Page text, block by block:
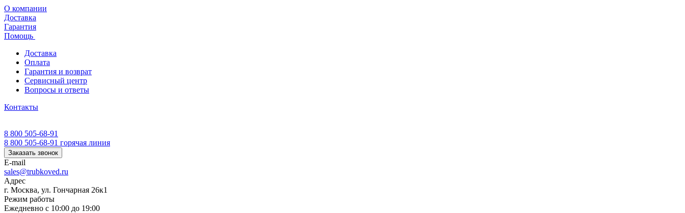
О компании
Доставка
Гарантия
Помощь
Доставка
Оплата
Гарантия и возврат
Сервисный центр
Вопросы и ответы
Контакты
8 800 505-68-91
8 800 505-68-91 горячая линия
Заказать звонок
E-mail
sales@trubkoved.ru
Адрес
г. Москва, ул. Гончарная 26к1
Режим работы
Ежедневно с 10:00 до 19:00